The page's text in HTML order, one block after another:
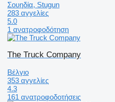
Σουηδία, Stugun
283 αγγελίες
5.0
1 ανατροφοδότηση
The Truck Company
Βέλγιο
353 αγγελίες
4.3
161 ανατροφοδοτήσεις